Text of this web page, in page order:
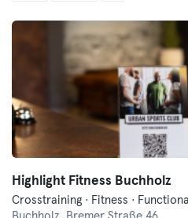
Highlight Fitness Buchholz
Buchholz, Bremer Straße 46